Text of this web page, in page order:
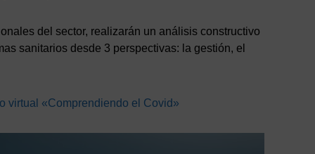
del sector, realizarán un análisis constructivo
sanitarios desde 3 perspectivas: la gestión, el
virtual «Comprendiendo el Covid»